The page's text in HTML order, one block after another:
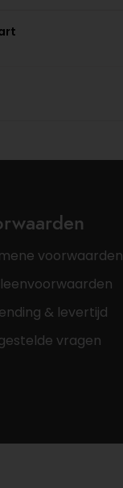
voorwaarden
& levertijd
vragen